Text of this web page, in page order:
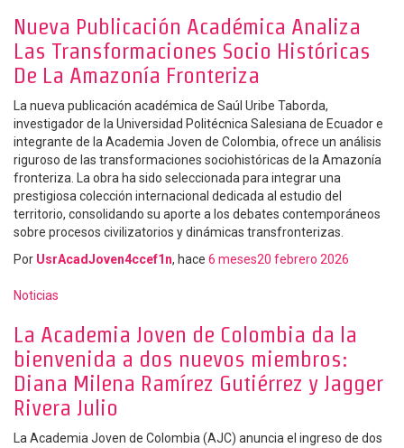
Nueva Publicación Académica Analiza
Las Transformaciones Socio Históricas
De La Amazonía Fronteriza
La nueva publicación académica de Saúl Uribe Taborda,
investigador de la Universidad Politécnica Salesiana de Ecuador e
integrante de la Academia Joven de Colombia, ofrece un análisis
riguroso de las transformaciones sociohistóricas de la Amazonía
fronteriza. La obra ha sido seleccionada para integrar una
prestigiosa colección internacional dedicada al estudio del
territorio, consolidando su aporte a los debates contemporáneos
sobre procesos civilizatorios y dinámicas transfronterizas.
Por UsrAcadJoven4ccef1n, hace 6 meses20 febrero 2026
Noticias
La Academia Joven de Colombia da la
bienvenida a dos nuevos miembros:
Diana Milena Ramírez Gutiérrez y Jagger
Rivera Julio
La Academia Joven de Colombia (AJC) anuncia el ingreso de dos